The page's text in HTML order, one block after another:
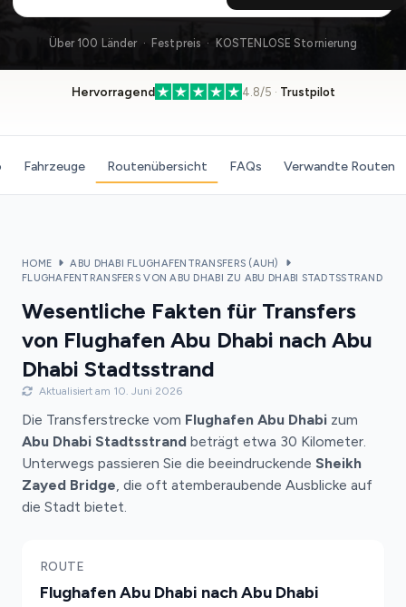
Über 100 Länder · Festpreis · KOSTENLOSE Stornierung
Hervorragend 4.8/5 · Trustpilot
Fahrzeuge Routenübersicht FAQs Verwandte Routen
HOME
ABU DHABI FLUGHAFENTRANSFERS (AUH)
FLUGHAFENTRANSFERS VON ABU DHABI ZU ABU DHABI STADTSSTRAND
Wesentliche Fakten für Transfers
von Flughafen Abu Dhabi nach Abu
Dhabi Stadtsstrand
Aktualisiert am 10. Juni 2026
Die Transferstrecke vom Flughafen Abu Dhabi zum
Abu Dhabi Stadtsstrand beträgt etwa 30 Kilometer.
Unterwegs passieren Sie die beeindruckende Sheikh
Zayed Bridge, die oft atemberaubende Ausblicke auf
die Stadt bietet.
ROUTE
Flughafen Abu Dhabi nach Abu Dhabi